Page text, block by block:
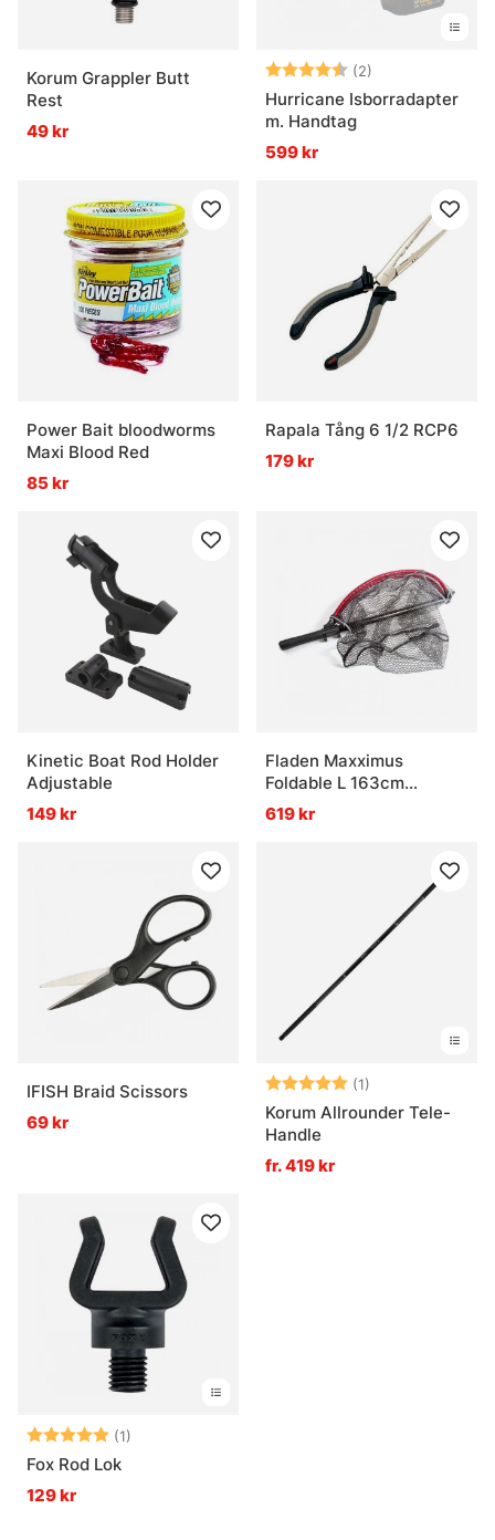
Korum Grappler Butt
Rest
49 kr
Betyg: (2)
Hurricane Isborradapter
m. Handtag
599 kr
Power Bait bloodworms
Maxi Blood Red
85 kr
Rapala Tång 6 1/2 RCP6
179 kr
Kinetic Boat Rod Holder
Adjustable
149 kr
Fladen Maxximus
Foldable L 163cm
70X60cm
619 kr
IFISH Braid Scissors
69 kr
Betyg: (1)
Korum Allrounder Tele-
Handle
fr. 419 kr
Betyg: (1)
Fox Rod Lok
129 kr